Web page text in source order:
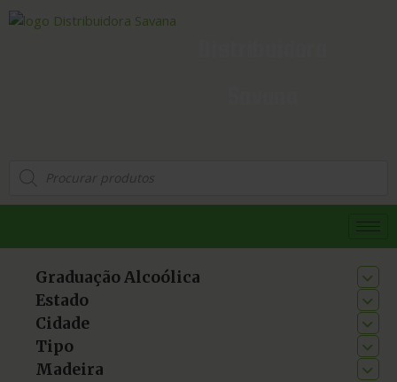
Graduação Alcoólica
Estado
Cidade
Tipo
Madeira